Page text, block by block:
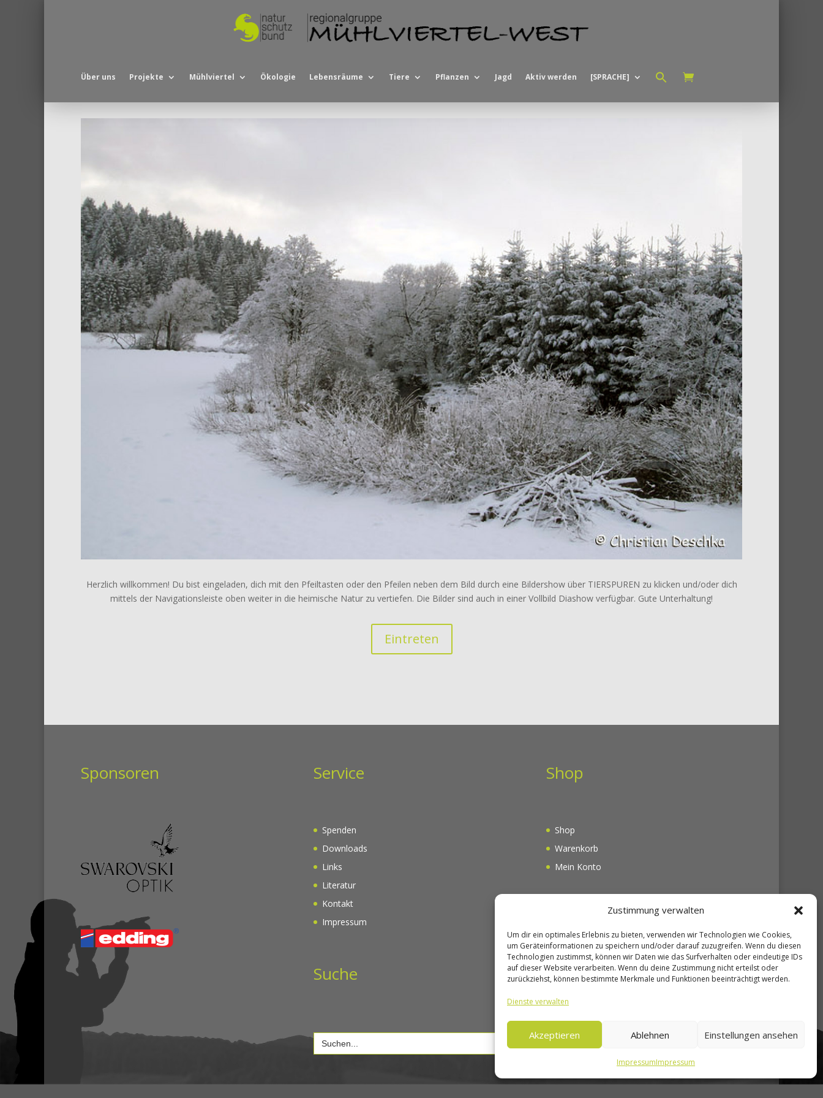
Zustimmung verwalten
Um dir ein optimales Erlebnis zu bieten, verwenden wir Technologien wie Cookies,
um Geräteinformationen zu speichern und/oder darauf zuzugreifen. Wenn du diesen
Technologien zustimmst, können wir Daten wie das Surfverhalten oder eindeutige IDs
auf dieser Website verarbeiten. Wenn du deine Zustimmung nicht erteilst oder
zurückziehst, können bestimmte Merkmale und Funktionen beeinträchtigt werden.
Dienste verwalten
Akzeptieren Ablehnen Einstellungen ansehen
ImpressumImpressum
Über uns Projekte Mühlviertel Ökologie Lebensräume Tiere Pflanzen Jagd Aktiv werden [SPRACHE] for:
Herzlich willkommen! Du bist eingeladen, dich mit den Pfeiltasten oder den Pfeilen neben dem Bild durch eine Bildershow über TIERSPUREN zu klicken und/oder dich
mittels der Navigationsleiste oben weiter in die heimische Natur zu vertiefen. Die Bilder sind auch in einer Vollbild Diashow verfügbar. Gute Unterhaltung!
Eintreten
Sponsoren Service
Spenden
Downloads
Links
Literatur
Kontakt
Impressum
Suche
Search
for:
Shop
Shop
Warenkorb
Mein Konto
Unsere Seiten